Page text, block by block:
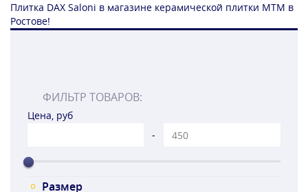
Плитка DAX Saloni в магазине керамической плитки МТМ в
Ростове!
ФИЛЬТР ТОВАРОВ:
Цена, руб
-
Размер